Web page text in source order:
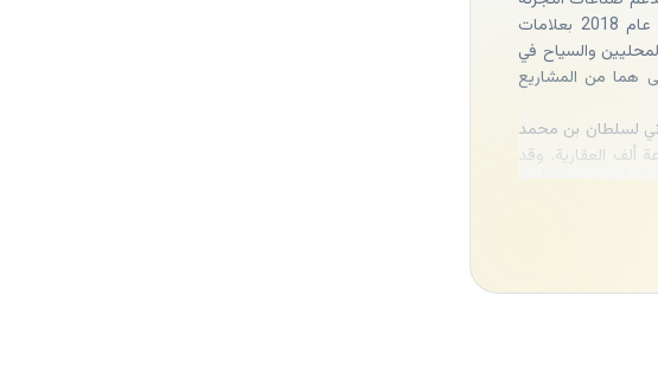
والسياحة في الإمارة. مول Zero 6 الشهير، الذي ظهر لأول مرة في عام 2018 بعلامات
والسياح في
على وجه الخصوص. وألف درب 3 والممشى هما من المشاريع
لسلطان بن محمد
1972، في إطلاق مجموعة ألف العقارية. وقد
لهذه المبادرات،
اعتبارًا من الربع الثاني من عام 2022، ستحتوي محفظته العقارية